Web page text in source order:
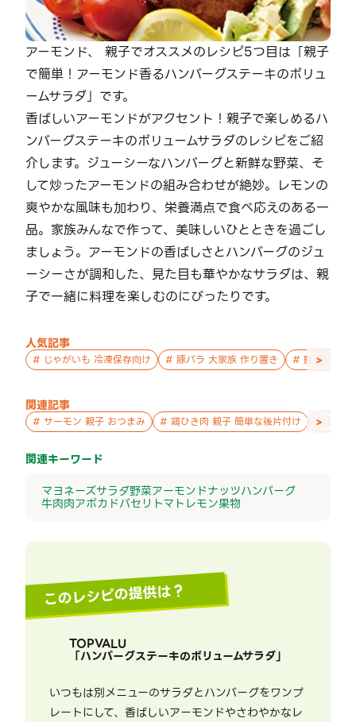
アーモンド、 親子でオススメのレシピ5つ目は「親子
で簡単！アーモンド香るハンバーグステーキのボリュ
ームサラダ」です。
香ばしいアーモンドがアクセント！親子で楽しめるハ
ンバーグステーキのボリュームサラダのレシピをご紹
介します。ジューシーなハンバーグと新鮮な野菜、そ
して炒ったアーモンドの組み合わせが絶妙。レモンの
爽やかな風味も加わり、栄養満点で食べ応えのある一
品。家族みんなで作って、美味しいひとときを過ごし
ましょう。アーモンドの香ばしさとハンバーグのジュ
ーシーさが調和した、見た目も華やかなサラダは、親
子で一緒に料理を楽しむのにぴったりです。
人気記事
# じゃがいも 冷凍保存向け # 豚バラ 大家族 作り置き # 鮭 親子 作
>
関連記事
# サーモン 親子 おつまみ # 鶏ひき肉 親子 簡単な後片付け # 唐揚
>
関連キーワード
マヨネーズサラダ野菜アーモンドナッツハンバーグ
牛肉肉アボカドパセリ トマトレモン果物
このレシピの提供は？
TOPVALU
「ハンバーグステーキのボリュームサラダ」
いつもは別メニューのサラダとハンバーグをワンプ
レートにして、香ばしいアーモンドやさわやかなレ